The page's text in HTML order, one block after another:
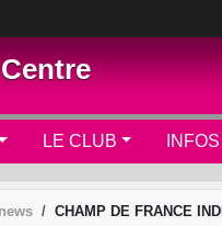
LE CLUB
CHAMP DE FRANCE